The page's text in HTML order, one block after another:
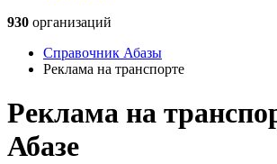
930 организаций
Справочник Абазы
Реклама на транспорте
Реклама на
Абазе